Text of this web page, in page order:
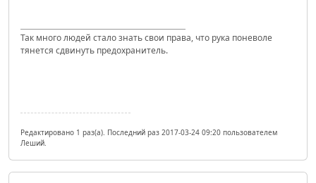
Так много людей стало знать свои права, что рука поневоле
тянется сдвинуть предохранитель.
Редактировано 1 раз(а). Последний раз 2017-03-24 09:20 пользователем
Леший.